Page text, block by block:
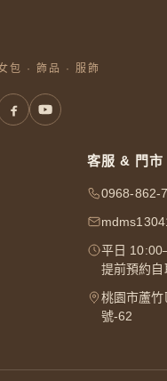
包 · 飾品 · 服飾
客服 & 門市
0968-862-
平日
提前預約自
桃園市蘆
號-62